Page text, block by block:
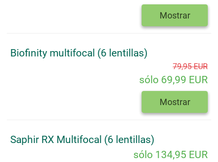
Mostrar
Biofinity multifocal (6 lentillas)
79,95 EUR
sólo 69,99 EUR
Mostrar
Saphir RX Multifocal (6 lentillas)
sólo 134,95 EUR